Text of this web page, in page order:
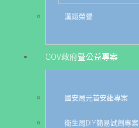
漢翊榮譽
GOV政府暨公益專案
國安局元首安維專案
衛生局DIY簡易試劑專案